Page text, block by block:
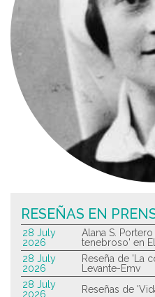
RESEÑAS EN
28 July
2026
Alana S.
tenebroso' en
28 July
2026
Reseña de 'La
Levante-Emv
28 July
2026
Reseñas de